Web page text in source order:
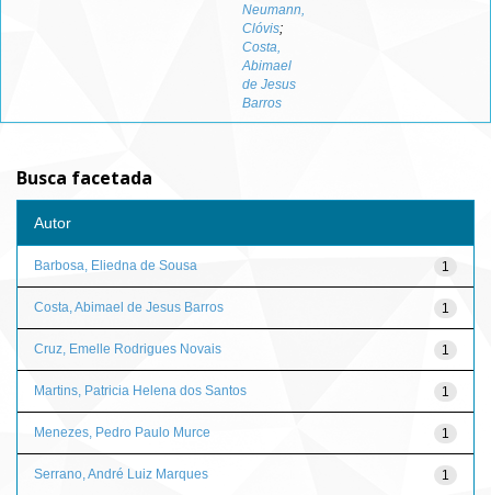
Neumann,
Clóvis;
Costa,
Abimael
de Jesus
Barros
Busca facetada
Autor
1
Barbosa, Eliedna de Sousa
1
Costa, Abimael de Jesus Barros
1
Cruz, Emelle Rodrigues Novais
1
Martins, Patricia Helena dos Santos
1
Menezes, Pedro Paulo Murce
1
Serrano, André Luiz Marques